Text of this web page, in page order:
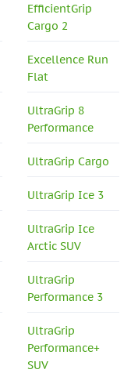
EfficientGrip
Cargo 2
Excellence Run
Flat
UltraGrip 8
Performance
UltraGrip Cargo
UltraGrip Ice 3
UltraGrip Ice
Arctic SUV
UltraGrip
Performance 3
UltraGrip
Performance+
SUV